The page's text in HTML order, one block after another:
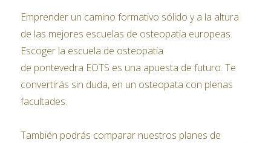
Emprender un camino formativo sólido y a la altura
de las mejores escuelas de osteopatia europeas.
Escoger la escuela de osteopatia
de pontevedra EOTS es una apuesta de futuro. Te
convertirás sin duda, en un osteopata con plenas
facultades.
También podrás comparar nuestros planes de